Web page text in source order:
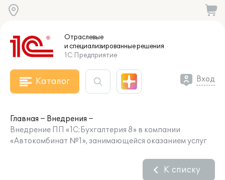
Отраслевые
и специализированныерешения
1С:Предприятие
Каталог Вход
Главная
Внедрения
Внедрение ПП «1С:Бухгалтерия 8» в компании
«Автокомбинат №1», занимающейся оказанием услуг
К списку